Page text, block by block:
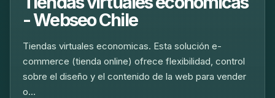
- Webseo Chile
Tiendas virtuales economicas. Esta solución e-
commerce (tienda online) ofrece flexibilidad, control
sobre el diseño y el contenido de la web para vender
o…